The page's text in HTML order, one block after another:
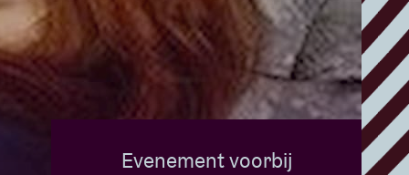
Evenement voorbij